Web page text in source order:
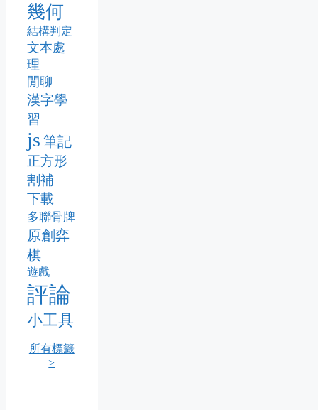
幾何
結構判定
文本處
理
閒聊
漢字學
習
js 筆記
正方形
割補
下載
多聯骨牌
原創弈
棋
遊戲
評論
小工具
所有標籤
>